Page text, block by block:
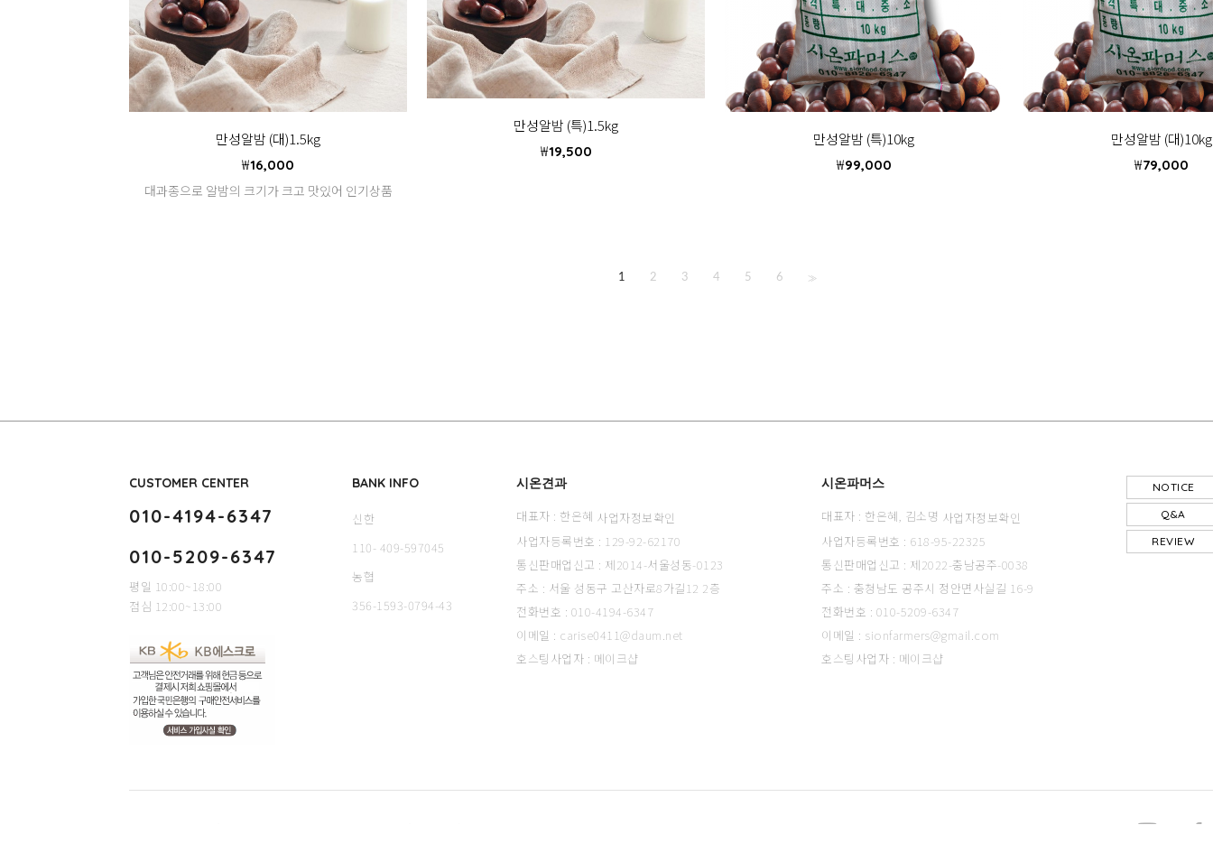
만성알밤 (대)1.5kg
₩16,000
대과종으로 알밤의 크기가 크고 맛있어 인기상품
만성알밤 (특)1.5kg
₩19,500
만성알밤 (특)10kg
₩99,000
만성알밤 (대)10kg
₩79,000
1 2 3 4 5 6 >>
CUSTOMER CENTER
010-4194-6347
010-5209-6347
평일 10:00~18:00
점심 12:00~13:00
BANK INFO
신한
110- 409-597045
농협
356-1593-0794-43
시온견과
대표자 : 한은혜 사업자정보확인
사업자등록번호 : 129-92-62170
통신판매업신고 : 제2014-서울성동-0123
주소 : 서울 성동구 고산자로8가길12 2층
전화번호 : 010-4194-6347
이메일 : carise0411@daum.net
호스팅사업자 : 메이크샵
시온파머스
대표자 : 한은혜, 김소명 사업자정보확인
사업자등록번호 : 618-95-22325
통신판매업신고 : 제2022-충남공주-0038
주소 : 충청남도 공주시 정안면사실길 16-9
전화번호 : 010-5209-6347
이메일 : sionfarmers@gmail.com
호스팅사업자 : 메이크샵
NOTICE
Q&A
REVIEW